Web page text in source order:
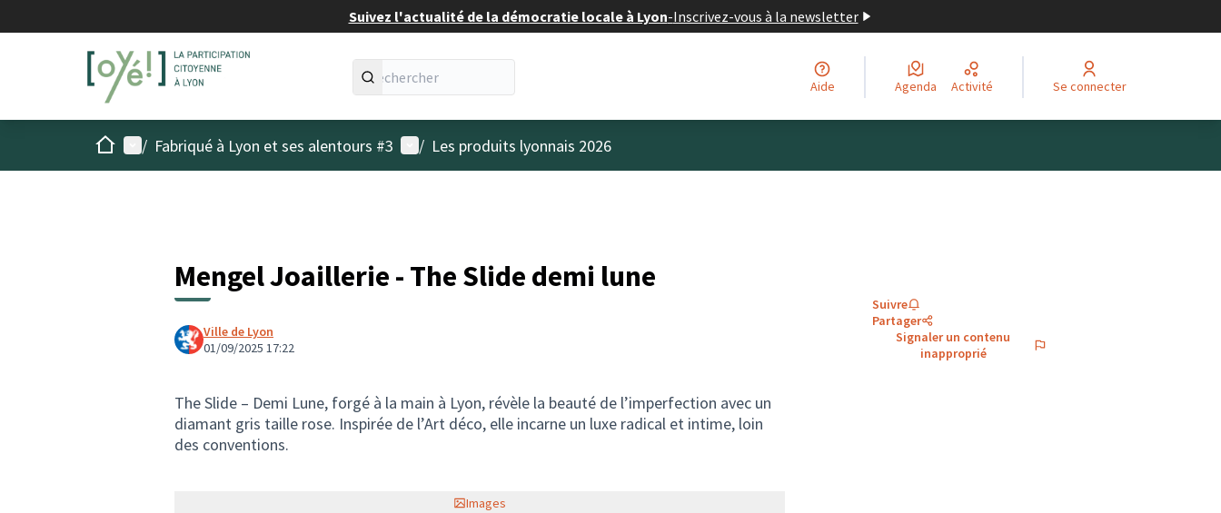
Suivez l'actualité de la démocratie locale à Lyon-Inscrivez-vous à la newsletter
Aide Agenda Activité Se connecter
AccueilMenu principal
/ Fabriqué à Lyon et ses alentours #3 Menu utilisateur
/ Les produits lyonnais 2026
Mengel Joaillerie - The Slide demi lune
Ville de Lyon
01/09/2025 17:22
The Slide – Demi Lune, forgé à la main à Lyon, révèle la beauté de l’imperfection avec un
diamant gris taille rose. Inspirée de l’Art déco, elle incarne un luxe radical et intime, loin
des conventions.
Images
Suivre
Partager
Signaler un contenu
inapproprié